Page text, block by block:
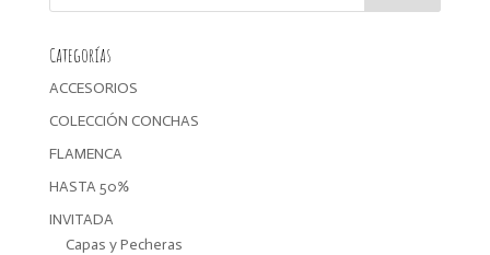
Categorías
ACCESORIOS
COLECCIÓN CONCHAS
FLAMENCA
HASTA 50%
INVITADA
Capas y Pecheras